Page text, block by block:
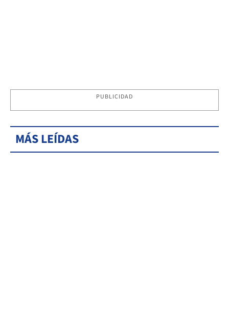
PUBLICIDAD
MÁS LEÍDAS